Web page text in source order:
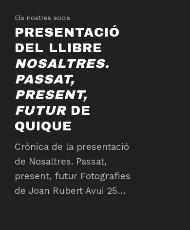
Els nostres socis
PRESENTACIÓ
DEL LLIBRE
NOSALTRES.
PASSAT,
PRESENT,
FUTURDE
QUIQUE
Crònica de la presentació
de Nosaltres. Passat,
present, futur Fotografies
de Joan Rubert Avui 25…